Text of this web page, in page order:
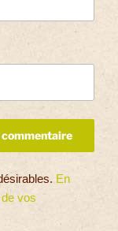
En
vos